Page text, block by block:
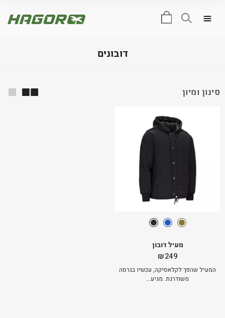
דובונים
סינון ומיון
מעיל דובון
₪249
המעיל שהפך לקלאסיקה, עכשיו בגרסה
משודרגת. מגיע...